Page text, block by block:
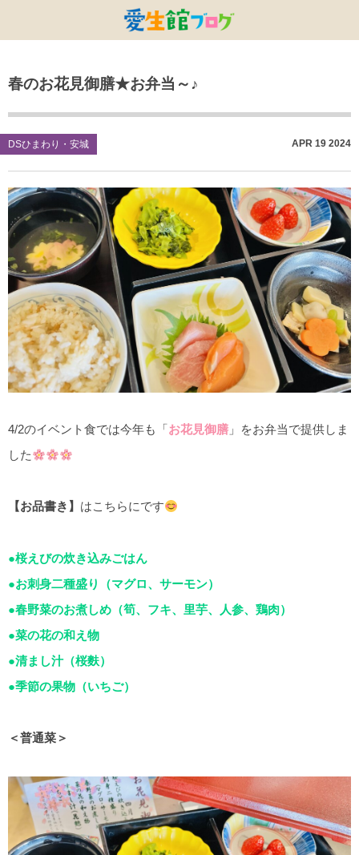
春のお花見御膳★お弁当～♪
DSひまわり・安城 APR 19 2024
4/2のイベント食では今年も「お花見御膳 」をお弁当で提供しま
した
【お品書き】 はこちらにです
●桜えびの炊き込みごはん
●お刺身二種盛り（マグロ、サーモン）
●春野菜のお煮しめ（筍、フキ、里芋、人参、鶏肉）
●菜の花の和え物
●清まし汁（桜麩）
●季節の果物（いちご）
＜普通菜＞
健康管理センター
訪問リハビリセンター
小規模ひまわり
碧南市養護老人ホーム
CPひまわり
初任者研修
DSひまわり・安城
ひよこっこ
こども園ひまわり
たいよう
ひだまり
ハーモニーホール
お知らせ